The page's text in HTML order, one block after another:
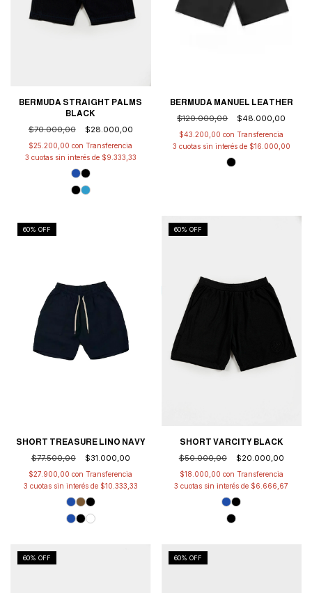
BERMUDA STRAIGHT PALMS
BLACK
$70.000,00
$28.000,00
$25.200,00con
3 cuotas sin interés de $9.333,33
BERMUDA MANUEL LEATHER
$120.000,00
$48.000,00
$43.200,00con
3 cuotas sin interés de $16.000,00
60% OFF
SHORT TREASURE LINO NAVY
$77.500,00
$31.000,00
$27.900,00con
3 cuotas sin interés de $10.333,33
60% OFF
SHORT VARCITY BLACK
$50.000,00
$20.000,00
$18.000,00 con
3 cuotas sin interés de $6.666,67
60% OFF 60% OFF